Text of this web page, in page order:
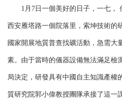
1月7日一個美好的日子，一七，
西安雁塔路一個院落里，索坤技術的
國家開展地質普查找礦活動，急需大
素。由于當時的儀器設備無法滿足檢
局決定，研發具有中國自主知識產權
質研究院郭小偉教授團隊承接了這一